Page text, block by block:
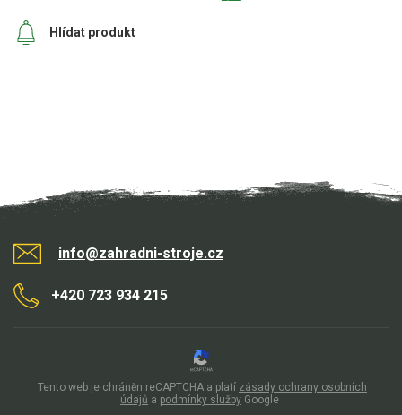
Hlídat produkt
info@zahradni-stroje.cz
+420 723 934 215
Tento web je chráněn reCAPTCHA a platí zásady ochrany osobních
údajů a podmínky služby Google